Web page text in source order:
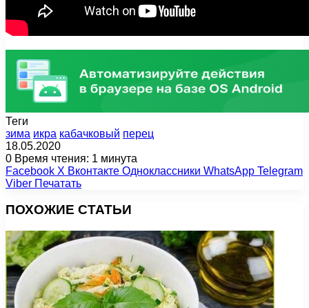
Теги
зима икра кабачковый перец
18.05.2020
0 Время чтения: 1 минута
Facebook X Вконтакте Одноклассники WhatsApp Telegram
Viber Печатать
ПОХОЖИЕ СТАТЬИ